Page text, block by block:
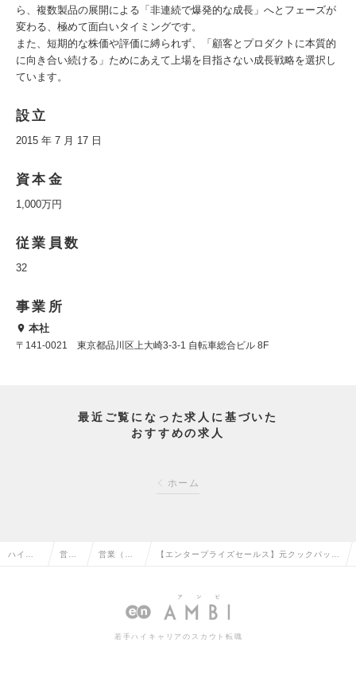
ら、複数製品の展開による「非連続で爆発的な成長」へとフェーズが
変わる、極めて面白いタイミングです。
また、短期的な株価や評価に縛られず、「顧客とプロダクトに本質的
に向き合い続ける」ためにあえて上場を目指さない成長戦略を選択し
ています。
設立
2015 年 7 月 17 日
資本金
1,000万円
従業員数
32
事業所
本社
〒141-0021 東京都品川区上大崎3-3-1 自転車総合ビル 8F
最近ご覧になった求人に基づいた
おすすめの求人
ホーム
ハイク 営業 営業（法 【エンタープライズセールス】元クックパッド
aaSの求人情報
若手ハイキャリアのスカウト転職